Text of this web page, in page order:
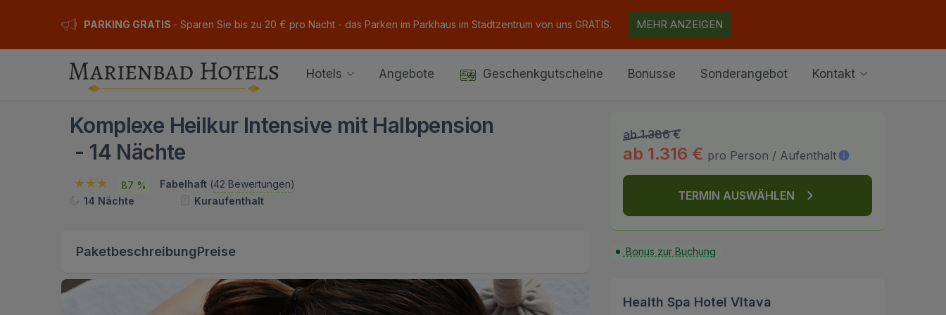
PARKING GRATIS - Sparen Sie bis zu 20 € pro Nacht - das Parken im Parkhaus im Stadtzentrum von uns GRATIS. MEHR ANZEIGEN
Hotels Angebote Geschenkgutscheine Bonusse Sonderangebot Kontakt
Komplexe Heilkur Intensive mit Halbpension
- 14 Nächte
87 % Fabelhaft (42 Bewertungen)
14 Nächte
Kuraufenthalt
ab 1.386 €
ab 1.316 € pro Person / Aufenthalt
TERMIN AUSWÄHLEN
PaketbeschreibungPreise Bonus zur Buchung
Health Spa Hotel Vltava